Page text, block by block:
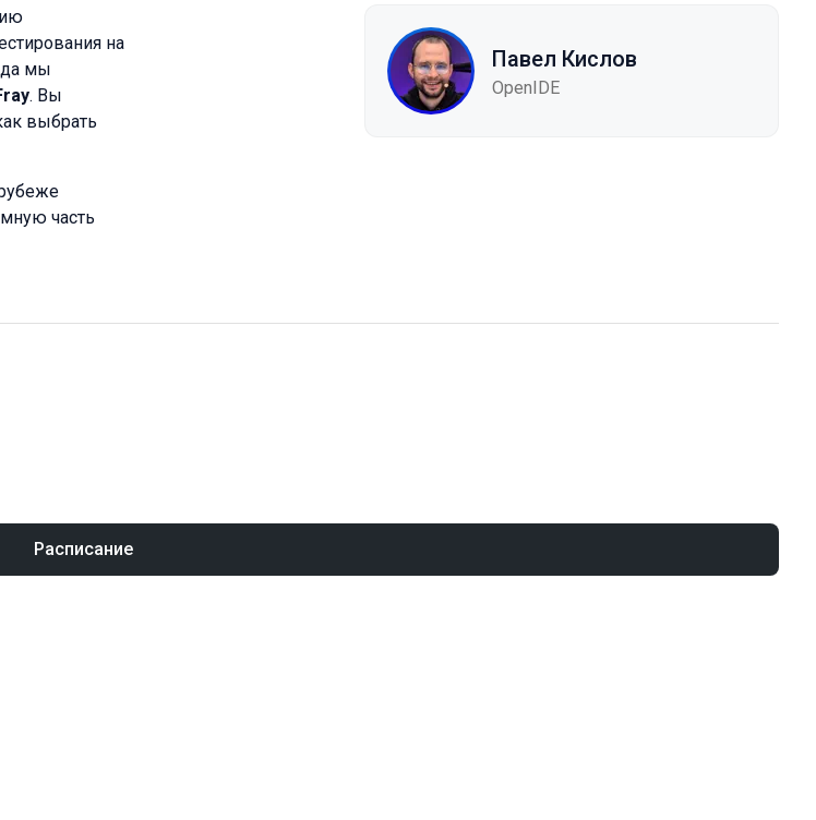
на
мы
. Вы
выбрать
часть
Павел Кислов
OpenIDE
Расписание